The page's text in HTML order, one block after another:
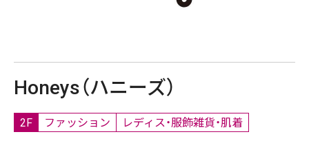
Honeys（ハニーズ）
2F ファッション レディス・服飾雑貨・肌着